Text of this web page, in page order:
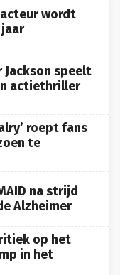
wordt
Jackson speelt
actiethriller
roept fans
te
na strijd
Alzheimer
op het
in het